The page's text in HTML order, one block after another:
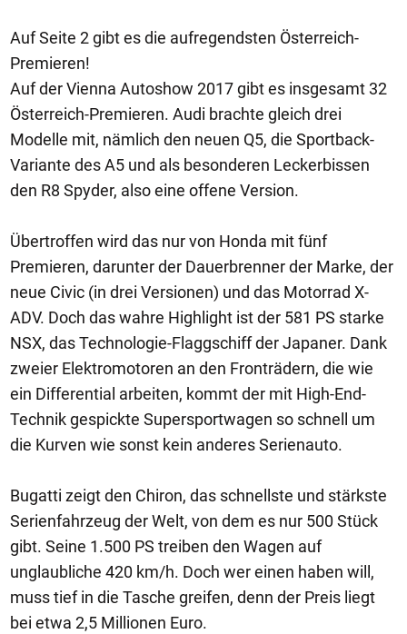
Auf Seite 2 gibt es die aufregendsten Österreich-
Premieren!
Auf der Vienna Autoshow 2017 gibt es insgesamt 32
Österreich-Premieren. Audi brachte gleich drei
Modelle mit, nämlich den neuen Q5, die Sportback-
Variante des A5 und als besonderen Leckerbissen
den R8 Spyder, also eine offene Version.
Übertroffen wird das nur von Honda mit fünf
Premieren, darunter der Dauerbrenner der Marke, der
neue Civic (in drei Versionen) und das Motorrad X-
ADV. Doch das wahre Highlight ist der 581 PS starke
NSX, das Technologie-Flaggschiff der Japaner. Dank
zweier Elektromotoren an den Fronträdern, die wie
ein Differential arbeiten, kommt der mit High-End-
Technik gespickte Supersportwagen so schnell um
die Kurven wie sonst kein anderes Serienauto.
Bugatti zeigt den Chiron, das schnellste und stärkste
Serienfahrzeug der Welt, von dem es nur 500 Stück
gibt. Seine 1.500 PS treiben den Wagen auf
unglaubliche 420 km/h. Doch wer einen haben will,
muss tief in die Tasche greifen, denn der Preis liegt
bei etwa 2,5 Millionen Euro.